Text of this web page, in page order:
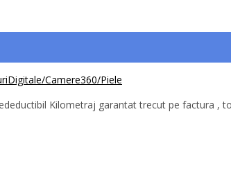
Camere360/Piele
Kilometraj garantat trecut pe factura